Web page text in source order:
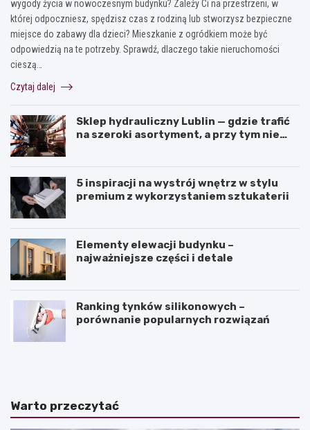
wygody życia w nowoczesnym budynku? Zależy Ci na przestrzeni, w
której odpoczniesz, spędzisz czas z rodziną lub stworzysz bezpieczne
miejsce do zabawy dla dzieci? Mieszkanie z ogródkiem może być
odpowiedzią na te potrzeby. Sprawdź, dlaczego takie nieruchomości
cieszą…
Czytaj dalej
Sklep hydrauliczny Lublin — gdzie trafić
na szeroki asortyment, a przy tym nie
5 inspiracji na wystrój wnętrz w stylu
premium z wykorzystaniem sztukaterii
Elementy elewacji budynku –
najważniejsze części i detale
Ranking tynków silikonowych –
porównanie popularnych rozwiązań
J
k
o
K
c
h
Warto przeczytać